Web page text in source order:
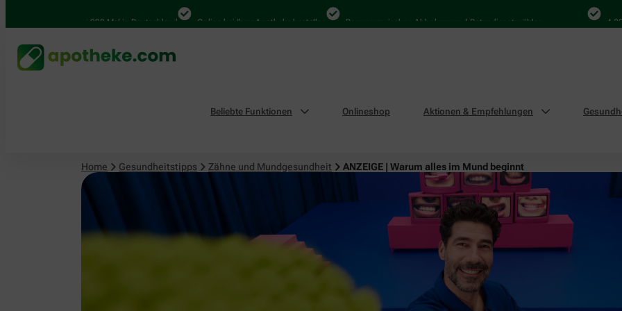
4.000 Mal in Deutschland Online bei Ihrer Apotheke bestellen Bequem zwischen Abholung und Botendienst wählen 4.000
Beliebte Funktionen Onlineshop Aktionen & Empfehlungen
Home Gesundheitstipps Zähne und Mundgesundheit ANZEIGE | Warum alles im Mund beginnt